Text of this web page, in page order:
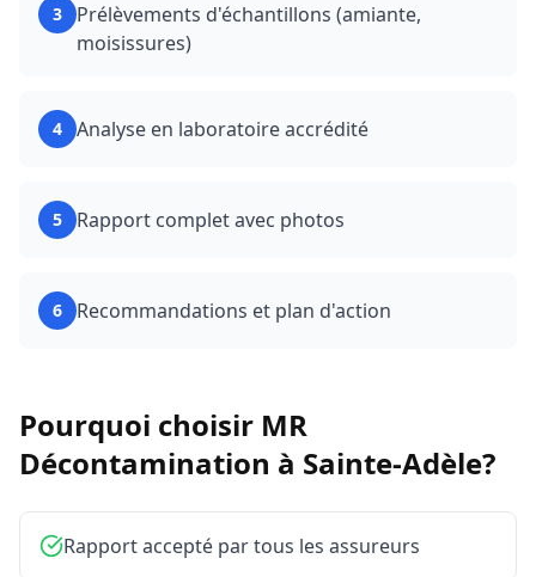
3
Prélèvements d'échantillons (amiante,
moisissures)
4 Analyse en laboratoire accrédité
5 Rapport complet avec photos
6 Recommandations et plan d'action
Pourquoi choisir MR
Décontamination à Sainte-Adèle?
Rapport accepté par tous les assureurs